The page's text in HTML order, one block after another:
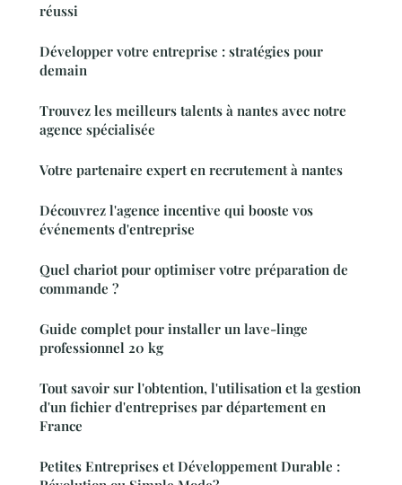
réussi
Développer votre entreprise : stratégies pour
demain
Trouvez les meilleurs talents à nantes avec notre
agence spécialisée
Votre partenaire expert en recrutement à nantes
Découvrez l'agence incentive qui booste vos
événements d'entreprise
Quel chariot pour optimiser votre préparation de
commande ?
Guide complet pour installer un lave-linge
professionnel 20 kg
Tout savoir sur l'obtention, l'utilisation et la gestion
d'un fichier d'entreprises par département en
France
Petites Entreprises et Développement Durable :